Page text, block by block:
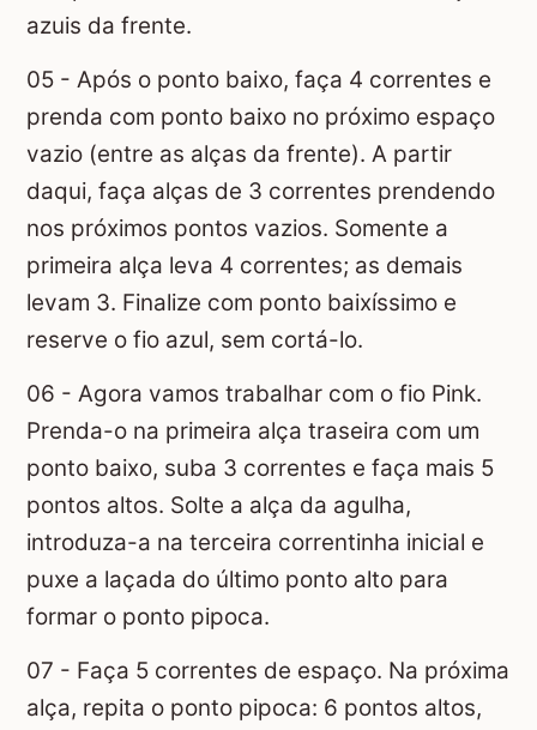
azuis da frente.
05 - Após o ponto baixo, faça 4 correntes e
prenda com ponto baixo no próximo espaço
vazio (entre as alças da frente). A partir
daqui, faça alças de 3 correntes prendendo
nos próximos pontos vazios. Somente a
primeira alça leva 4 correntes; as demais
levam 3. Finalize com ponto baixíssimo e
reserve o fio azul, sem cortá-lo.
06 - Agora vamos trabalhar com o fio Pink.
Prenda-o na primeira alça traseira com um
ponto baixo, suba 3 correntes e faça mais 5
pontos altos. Solte a alça da agulha,
introduza-a na terceira correntinha inicial e
puxe a laçada do último ponto alto para
formar o ponto pipoca.
07 - Faça 5 correntes de espaço. Na próxima
alça, repita o ponto pipoca: 6 pontos altos,